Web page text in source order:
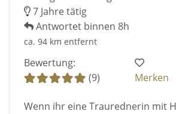
7 Jahre tätig
Antwortet binnen 8h
ca. 94 km entfernt
Bewertung:
(9)
Merken
Wenn ihr eine Traurednerin mit